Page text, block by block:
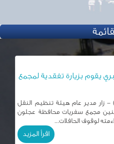
يقوم بزيارة تفقدية لمجمع
(بترا) - زار مدير عام هيئة تنظيم النقل
مجمع سفريات محافظة عجلون
لوقوف الحافلات...
اقرأ المزيد